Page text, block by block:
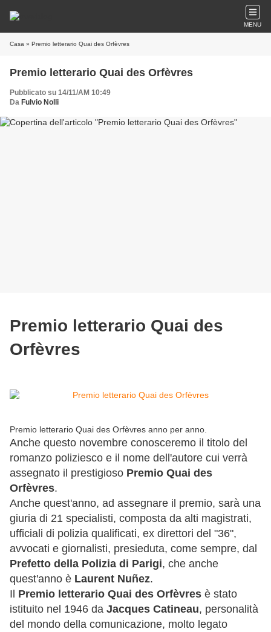
MENU
Casa » Premio letterario Quai des Orfèvres
Premio letterario Quai des Orfèvres
Pubblicato su 14/11/AM 10:49
Da Fulvio Nolli
Premio letterario Quai des
Orfèvres
Premio letterario Quai des Orfèvres anno per anno.
Anche questo novembre conosceremo il titolo del
romanzo poliziesco e il nome dell'autore cui verrà
assegnato il prestigioso Premio Quai des
Orfèvres.
Anche quest'anno, ad assegnare il premio, sarà una
giuria di 21 specialisti, composta da alti magistrati,
ufficiali di polizia qualificati, ex direttori del "36",
avvocati e giornalisti, presieduta, come sempre, dal
Prefetto della Polizia di Parigi, che anche
quest'anno è Laurent Nuñez.
Il Premio letterario Quai des Orfèvres è stato
istituito nel 1946 da Jacques Catineau, personalità
del mondo della comunicazione, molto legato